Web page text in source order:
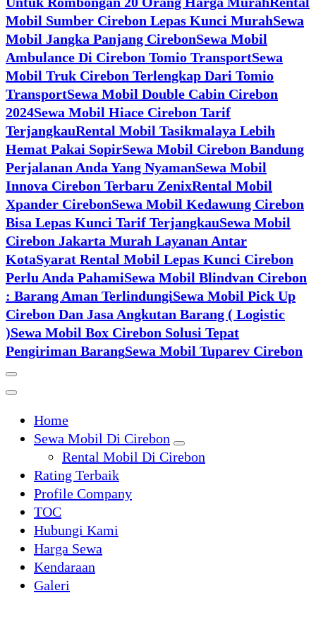
Mobil Sumber Cirebon Lepas Kunci MurahSewa
Mobil Jangka Panjang CirebonSewa Mobil
Ambulance Di Cirebon Tomio TransportSewa
Mobil Truk Cirebon Terlengkap Dari Tomio
TransportSewa Mobil Double Cabin Cirebon
2024Sewa Mobil Hiace Cirebon Tarif
TerjangkauRental Mobil Tasikmalaya Lebih
Hemat Pakai SopirSewa Mobil Cirebon Bandung
Perjalanan Anda Yang NyamanSewa Mobil
Innova Cirebon Terbaru ZenixRental Mobil
Xpander CirebonSewa Mobil Kedawung Cirebon
Bisa Lepas Kunci Tarif TerjangkauSewa Mobil
Cirebon Jakarta Murah Layanan Antar
KotaSyarat Rental Mobil Lepas Kunci Cirebon
Perlu Anda PahamiSewa Mobil Blindvan Cirebon
: Barang Aman TerlindungiSewa Mobil Pick Up
Cirebon Dan Jasa Angkutan Barang ( Logistic
)Sewa Mobil Box Cirebon Solusi Tepat
Pengiriman BarangSewa Mobil Tuparev Cirebon
Home
Sewa Mobil Di Cirebon
Rental Mobil Di Cirebon
Rating Terbaik
Profile Company
TOC
Hubungi Kami
Harga Sewa
Kendaraan
Galeri